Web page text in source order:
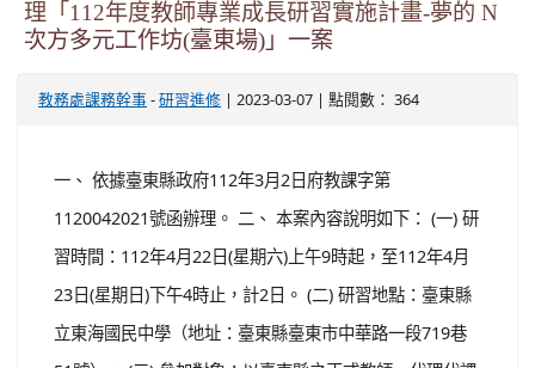
理「112年度教師專業成長研習實施計畫-夢的 N
次方多元工作坊(臺東場)」一案
教務處課務幹事 - 研習進修 | 2023-03-07 | 點閱數： 364
一、 依據臺東縣政府112年3月2日府教課字第
1120042021號函辦理。 二、 本案內容說明如下： (一) 研
習時間：112年4月22日(星期六)上午9時起，至112年4月
23日(星期日)下午4時止，計2日。 (二) 研習地點：臺東縣
立東海國民中學（地址：臺東縣臺東市中華路一段719巷